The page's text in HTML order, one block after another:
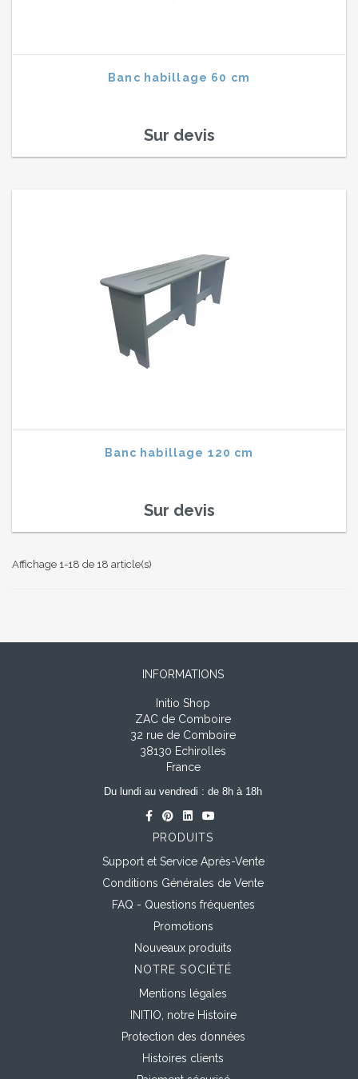
Banc habillage 60 cm
Sur devis
Banc habillage 120 cm
Sur devis
Affichage 1-18 de 18 article(s)
INFORMATIONS
Initio Shop
ZAC de Comboire
32 rue de Comboire
38130 Echirolles
France
Du lundi au vendredi : de 8h à 18h
PRODUITS
Support et Service Après-Vente
Conditions Générales de Vente
FAQ - Questions fréquentes
Promotions
Nouveaux produits
NOTRE SOCIÉTÉ
Mentions légales
INITIO, notre Histoire
Protection des données
Histoires clients